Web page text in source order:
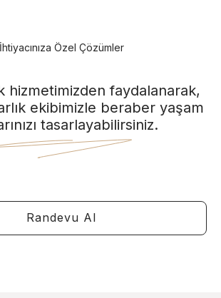
İhtiyacınıza Özel Çözümler
hizmetimizden faydalanarak,
ekibimizle beraber yaşam
tasarlayabilirsiniz.
Randevu Al